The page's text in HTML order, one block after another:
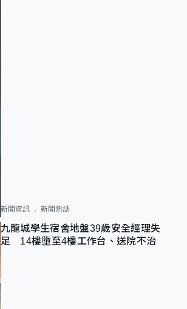
新聞資訊 新聞熱話
九龍城學生宿舍地盤39歲安全經理失
足 14樓墮至4樓工作台、送院不治